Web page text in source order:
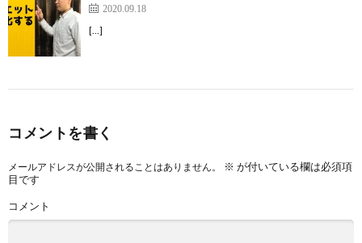
2020.09.18
[…]
コメントを書く
メールアドレスが公開されることはありません。 ※ が付いている欄は必須項
目です
コメント